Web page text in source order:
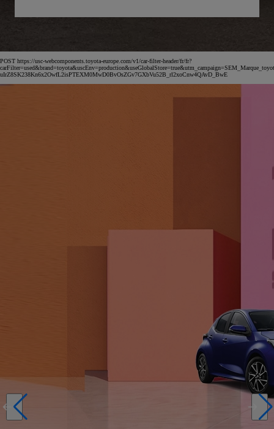
POST https://usc-webcomponents.toyota-europe.com/v1/car-filter-header/fr/fr?
uIrZ8SK238Kn6x2OwfL2isPTEXM0MwD0BvOsZGv7GXbVu52B_rl2xoCnw4QAvD_BwE